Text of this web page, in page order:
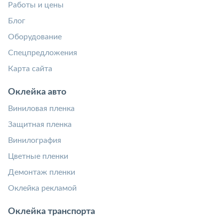
Работы и цены
Блог
Оборудование
Спецпредложения
Карта сайта
Оклейка авто
Виниловая пленка
Защитная пленка
Винилография
Цветные пленки
Демонтаж пленки
Оклейка рекламой
Оклейка транспорта